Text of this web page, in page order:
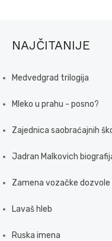
NAJČITANIJE
Medvedgrad trilogija
Mleko u prahu - posno?
Zajednica saobraćajnih
Jadran Malkovich
Zamena vozačke dozvole
Lavaš hleb
Ruska imena